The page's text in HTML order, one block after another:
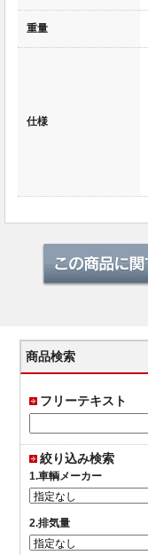
重量
仕様
商品検索
フリーテキスト
絞り込み検索
1.車輌メーカー
2.排気量